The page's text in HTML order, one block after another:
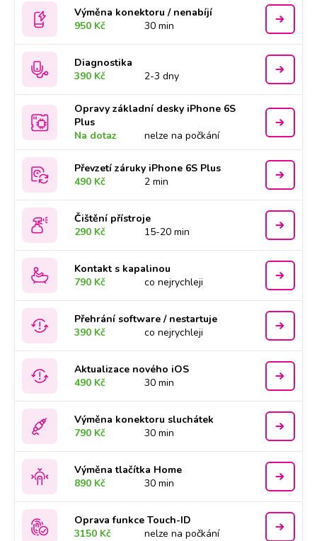
Výměna konektoru / nenabíjí
950 Kč
30 min
Diagnostika
390 Kč
2-3 dny
Opravy základní desky iPhone 6S
Plus
Na dotaz
nelze na počkání
Převzetí záruky iPhone 6S Plus
490 Kč
2 min
Čištění přístroje
290 Kč
15-20 min
Kontakt s kapalinou
790 Kč
co nejrychleji
Přehrání software / nestartuje
390 Kč
co nejrychleji
Aktualizace nového iOS
490 Kč
30 min
Výměna konektoru sluchátek
790 Kč
30 min
Výměna tlačítka Home
890 Kč
30 min
Oprava funkce Touch-ID
3150 Kč
nelze na počkání